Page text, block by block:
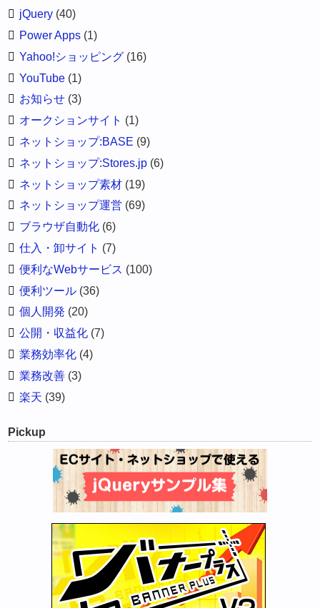
jQuery (40)
Power Apps (1)
Yahoo!ショッピング (16)
YouTube (1)
お知らせ (3)
オークションサイト (1)
ネットショップ:BASE (9)
ネットショップ:Stores.jp (6)
ネットショップ素材 (19)
ネットショップ運営 (69)
ブラウザ自動化 (6)
仕入・卸サイト (7)
便利なWebサービス (100)
便利ツール (36)
個人開発 (20)
公開・収益化 (7)
業務効率化 (4)
業務改善 (3)
楽天 (39)
Pickup